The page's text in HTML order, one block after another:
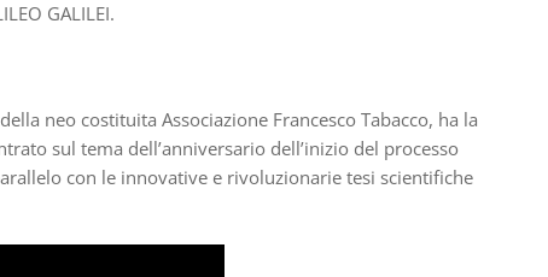
GALILEI.
neo costituita Associazione Francesco Tabacco, ha la
sul tema dell’anniversario dell’inizio del processo
con le innovative e rivoluzionarie tesi scientifiche